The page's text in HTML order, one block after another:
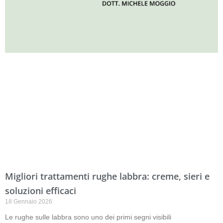
Migliori trattamenti rughe labbra: creme, sieri e
soluzioni efficaci
18 Gennaio 2026
Le rughe sulle labbra sono uno dei primi segni visibili